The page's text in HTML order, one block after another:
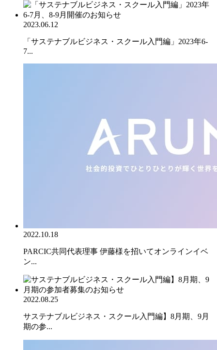
2023.06.12
「サステナブルビジネス・スクール入門編」2023年6-
7...
2022.10.18
PARCIC共同代表理事 伊藤様を招いてオンラインイベ
ン...
2022.08.25
サステナブルビジネス・スクール入門編】8月期、9月
期の参...